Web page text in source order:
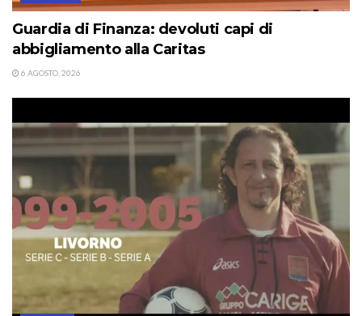
Guardia di Finanza: devoluti capi di
abbigliamento alla Caritas
6 AGOSTO, 2026